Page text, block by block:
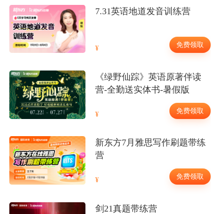
7.31英语地道发音训练营
免费领取
《绿野仙踪》英语原著伴读
营-全勤送实体书-暑假版
免费领取
新东方7月雅思写作刷题带练
营
免费领取
剑21真题带练营